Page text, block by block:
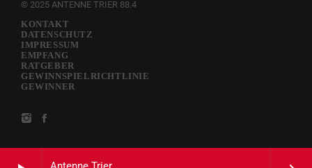
© 2025 ANTENNE TRIER 88.4
KONTAKT
DATENSCHUTZ
IMPRESSUM
EMPFANG
RATGEBER
GEWINNSPIELRICHTLINIE
GEWINNER